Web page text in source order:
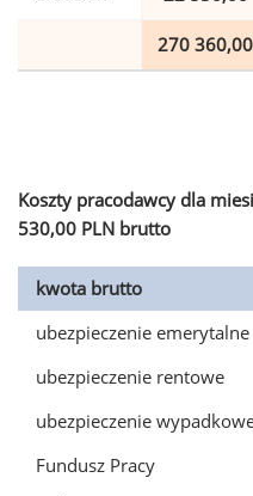
270 360,00
Koszty pracodawcy dla
530,00 PLN brutto
kwota brutto
ubezpieczenie emerytalne
ubezpieczenie rentowe
ubezpieczenie
Fundusz Pracy